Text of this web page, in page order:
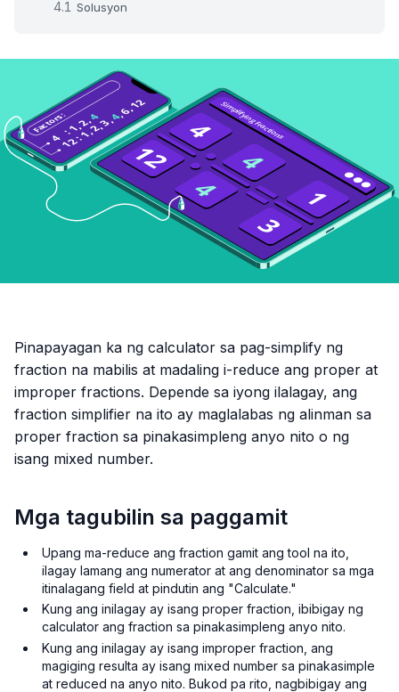
Solusyon
Pinapayagan ka ng calculator sa pag-simplify ng
fraction na mabilis at madaling i-reduce ang proper at
improper fractions. Depende sa iyong ilalagay, ang
fraction simplifier na ito ay maglalabas ng alinman sa
proper fraction sa pinakasimpleng anyo nito o ng
isang mixed number.
Mga tagubilin sa paggamit
Upang ma-reduce ang fraction gamit ang tool na ito,
ilagay lamang ang numerator at ang denominator sa mga
itinalagang field at pindutin ang "Calculate."
Kung ang inilagay ay isang proper fraction, ibibigay ng
calculator ang fraction sa pinakasimpleng anyo nito.
Kung ang inilagay ay isang improper fraction, ang
magiging resulta ay isang mixed number sa pinakasimple
at reduced na anyo nito. Bukod pa rito, nagbibigay ang